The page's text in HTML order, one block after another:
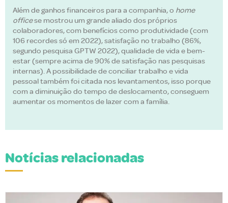
Além de ganhos financeiros para a companhia, o home
officese mostrou um grande aliado dos próprios
colaboradores, com benefícios como produtividade (com
106 recordes só em 2022), satisfação no trabalho (86%,
segundo pesquisa GPTW 2022), qualidade de vida e bem-
estar (sempre acima de 90% de satisfação nas pesquisas
internas). A possibilidade de conciliar trabalho e vida
pessoal também foi citada nos levantamentos, isso porque
com a diminuição do tempo de deslocamento, conseguem
aumentar os momentos de lazer com a família.
Notícias relacionadas